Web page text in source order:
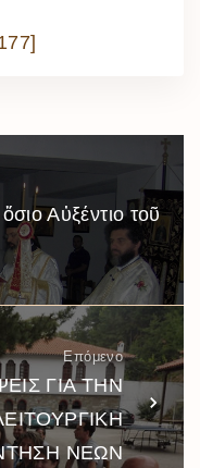
Αὐξέντιο τοῦ
Επόμενο
ΓΙΑ ΤΗΝ
ΝΕΩΝ